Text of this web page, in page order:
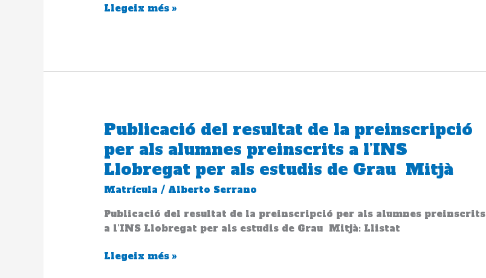
Grau
tanda
Llegeix més »
Publicació del resultat de la preinscripció
per als alumnes preinscrits a l’INS
Llobregat per als estudis de Grau Mitjà
Matrícula / Alberto Serrano
Publicació del resultat de la preinscripció per als alumnes preinscrits
a l’INS Llobregat per als estudis de Grau Mitjà: Llistat
Publicació
resultat
de
la
per
als
preinscrits
Llegeix més »